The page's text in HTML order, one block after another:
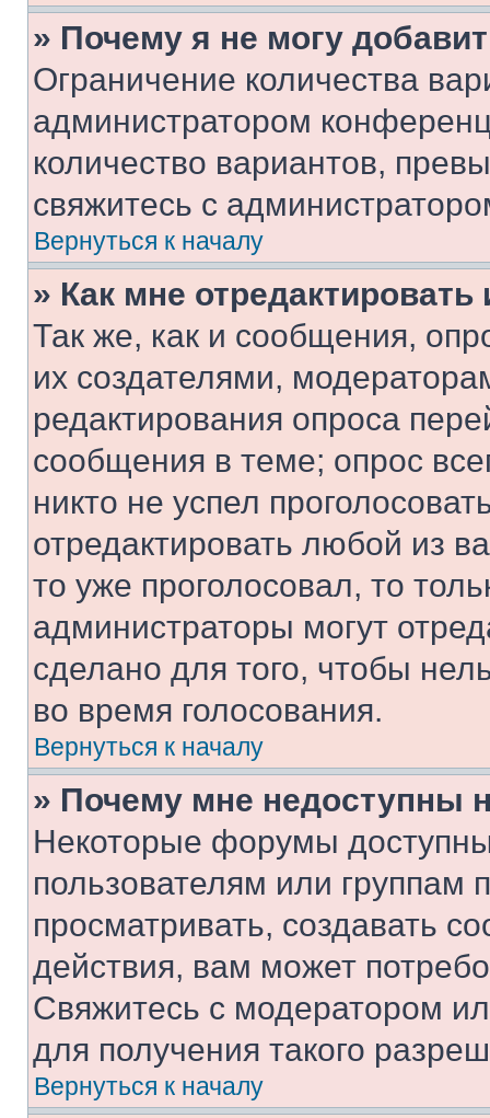
» Почему я не могу
Ограничение количества
администратором
количество вариантов,
свяжитесь с
Вернуться к началу
» Как мне
Так же, как и сообщения,
их создателями,
редактирования опроса
сообщения в теме; опрос
никто не успел
отредактировать любой из
то уже проголосовал, то
администраторы могут
сделано для того, чтобы
во время голосования.
Вернуться к началу
» Почему мне недоступны
Некоторые форумы
пользователям или группам
просматривать, создавать
действия, вам может
Свяжитесь с модератором
для получения такого
Вернуться к началу